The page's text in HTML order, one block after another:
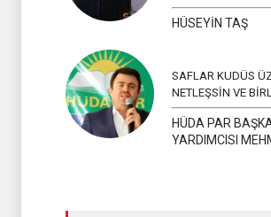
HÜSEYİN TAŞ
SAFLAR KUDÜS
NETLEŞSİN VE
HÜDA PAR
YARDIMCISI